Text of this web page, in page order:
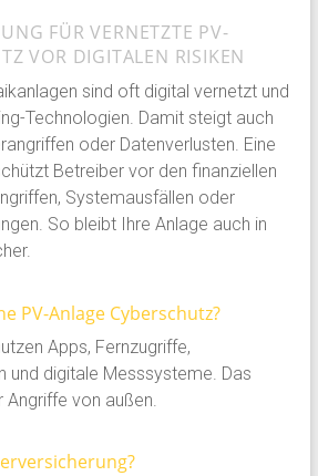
FÜR VERNETZTE PV-
VOR DIGITALEN RISIKEN
sind oft digital vernetzt und
Technologien. Damit steigt auch
oder Datenverlusten. Eine
Betreiber vor den finanziellen
Systemausfällen oder
So bleibt Ihre Anlage auch in
PV-Anlage Cyberschutz?
Apps, Fernzugriffe,
und digitale Messsysteme. Das
Angriffe von außen.